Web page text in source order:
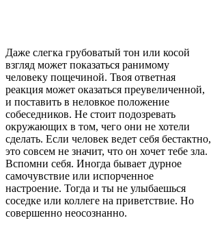
Даже слегка грубоватый тон или косой
взгляд может показаться ранимому
человеку пощечиной. Твоя ответная
реакция может оказаться преувеличенной,
и поставить в неловкое положение
собеседников. Не стоит подозревать
окружающих в том, чего они не хотели
сделать. Если человек ведет себя бестактно,
это совсем не значит, что он хочет тебе зла.
Вспомни себя. Иногда бывает дурное
самочувствие или испорченное
настроение. Тогда и ты не улыбаешься
соседке или коллеге на приветствие. Но
совершенно неосознанно.